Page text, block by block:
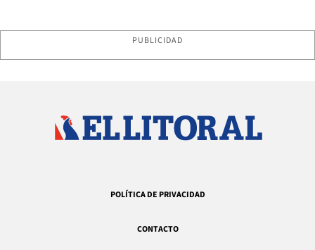
PUBLICIDAD
POLÍTICA DE PRIVACIDAD
CONTACTO